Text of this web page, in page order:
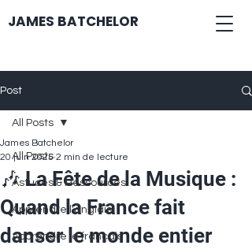
JAMES BATCHELOR
Post
All Posts
Astuces & Ressources
Apprendre l'anglais
Apprendre le français
All Posts
🎶 La Fête de la Musique :
Quand la France fait
danser le monde entier
James Batchelor
20 juin 2025 2 min de lecture